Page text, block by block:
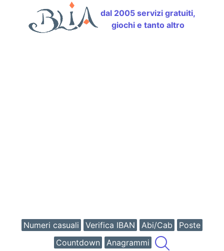
dal 2005 servizi gratuiti,
giochi e tanto altro
Numeri casuali Verifica IBAN Abi/Cab
Poste
Countdown
Anagrammi